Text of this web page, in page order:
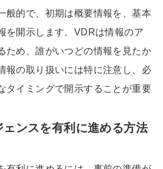
般的で、初期は概要情報を、基本
を開示します。VDRは情報のア
ため、誰がいつどの情報を見たか
報の取り扱いには特に注意し、必
タイミングで開示することが重要
ンスを有利に進める方法